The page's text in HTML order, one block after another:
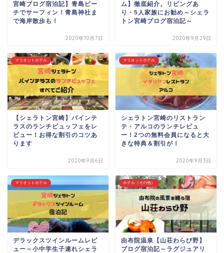
宮崎ブログ宿泊記】青島ビー
チでサーフィン！青島神社ま
で海岸散歩も！
2020年10月7日
ム】徹底紹介。リビングあ
り・5人家族にお勧め～シェラ
トン宮崎ブログ宿泊記～
2020年9月29日
マリオットホテル
【シェラトン宮崎】パインテ
ラスのランチビュッフェをレ
ビュー！お得な割引のコツあ
ります
2020年9月6日
マリオットホテル
シェラトン宮崎のリストラン
テ・アルコのランチレビュ
ー！2つの無料会員になると大
きな特典＆割引が！
2020年9月3日
マリオットホテル
デラックスツインルームレビ
ュー～小中学生子連れシェラ
ホテル（その他）
由布院温泉【山荘わらび野】
ブログ宿泊記～ラグジュアリ